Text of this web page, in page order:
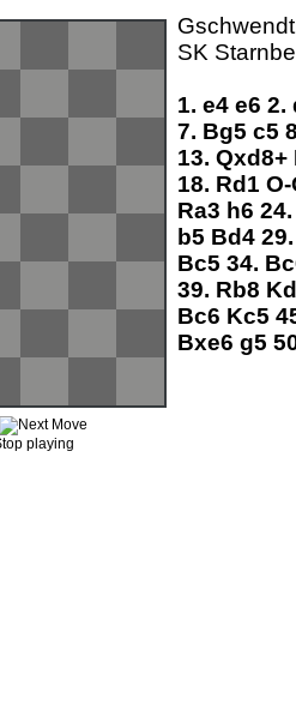
SK
1. e4 e6 2.
7. Bg5 c5
13. Qxd8+
18. Rd1
Ra3 h6
b5 Bd4
Bc5 34.
39. Rb8
Bc6 Kc5
Bxe6 g5